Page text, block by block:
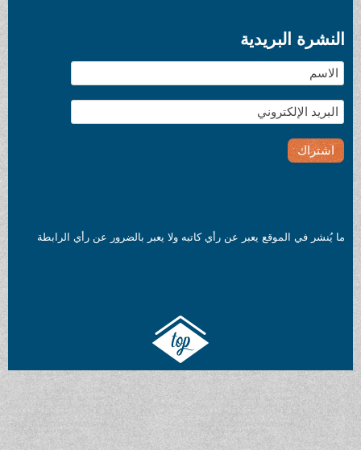
النشرة البريدية
ما يُنشر في الموقع يعبر عن رأي كاتبه ولا يعبر بالضرور عن رأي الرابطة